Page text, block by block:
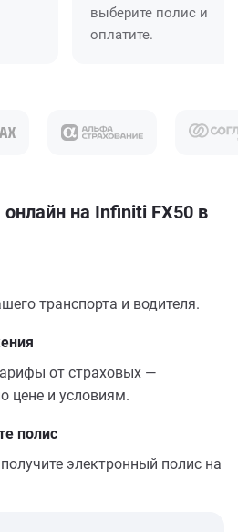
выберите полис и
оплатите.
на Infiniti FX50 в
транспорта и водителя.
от страховых —
цене и условиям.
полис
электронный полис на